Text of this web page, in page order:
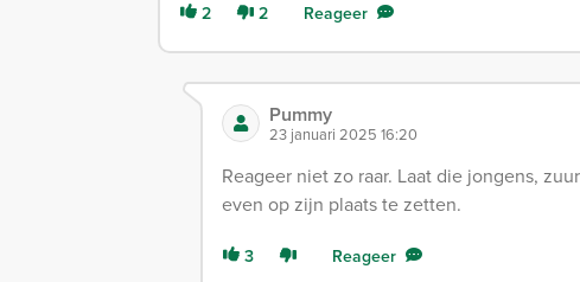
2 2 Reageer
Pummy
23 januari 2025 16:20
Reageer niet zo raar. Laat die jongens,
even op zijn plaats te zetten.
3 Reageer